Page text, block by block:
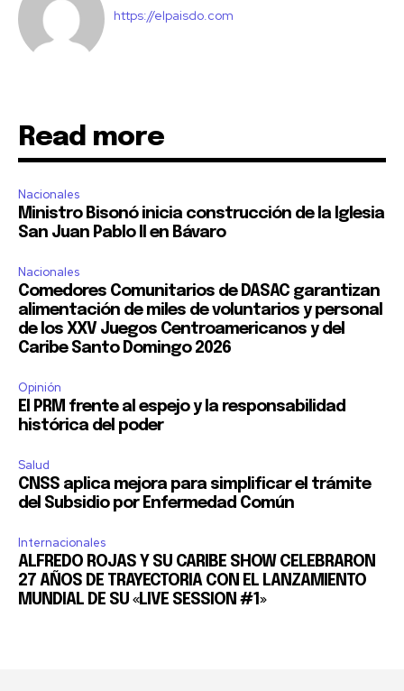
https://elpaisdo.com
Read more
Nacionales
Ministro Bisonó inicia construcción de la Iglesia
San Juan Pablo II en Bávaro
Nacionales
Comedores Comunitarios de DASAC garantizan
alimentación de miles de voluntarios y personal
de los XXV Juegos Centroamericanos y del
Caribe Santo Domingo 2026
Opinión
El PRM frente al espejo y la responsabilidad
histórica del poder
Salud
CNSS aplica mejora para simplificar el trámite
del Subsidio por Enfermedad Común
Internacionales
ALFREDO ROJAS Y SU CARIBE SHOW CELEBRARON
27 AÑOS DE TRAYECTORIA CON EL LANZAMIENTO
MUNDIAL DE SU «LIVE SESSION #1»